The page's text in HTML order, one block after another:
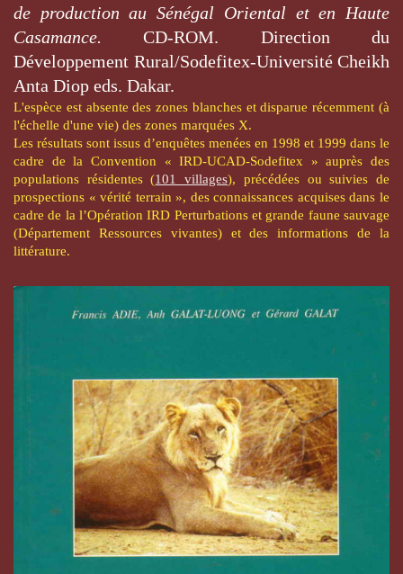
de production au Sénégal Oriental et en Haute
Casamance. CD-ROM. Direction du
Développement Rural/Sodefitex-Université Cheikh
Anta Diop eds. Dakar.
L'espèce est absente des zones blanches et disparue récemment (à
l'échelle d'une vie) des zones marquées X.
Les résultats sont issus d’enquêtes menées en 1998 et 1999 dans le
cadre de la Convention « IRD-UCAD-Sodefitex » auprès des
populations résidentes (101 villages), précédées ou suivies de
prospections « vérité terrain », des connaissances acquises dans le
cadre de la l’Opération IRD Perturbations et grande faune sauvage
(Département Ressources vivantes) et des informations de la
littérature.